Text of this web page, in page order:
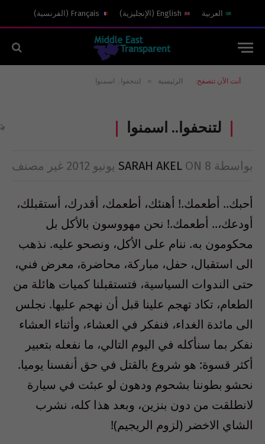
العربية English
( الإنجليزية)
Français
( الفرنسية)
أنت الآن تتصفح: الرئيسية » لتنحفوا.. اسمنوا
لتنحفوا.. اسمنوا
بواسطة SARAH AKEL ON 8 يونيو 2012 غير مصنف
أحبك.. أطعمك.! أهنئك، أطعمك، أقدرك، أستقبلك،
أودعك،.. أطعمك.! نحن مهووسون بالأكل بل
محكومون به. ننام على الأكل، ونصحو عليه. نذهب
الى استقبال، حفل، مباركة، محاضرة، معرض فني،
حتى الندوات السياسية، فتستقبلنا كميات هائلة من
الطعام، تكاد تهجم علينا قبل أن نهجم عليها. نجلس
الى مائدة الغداء، فنفكر في العشاء، وأثناء العشاء
نفكر بما سنأكله في اليوم التالي، ما نفعله بتعبير
أكثر قسوة: هو شروع بالقتل في حق أنفسنا يوميا.
نحشو بطوننا بشحوم ودهون لو عبئت في سيارة
لانطلقت من دون بنزين، وبعد هذا كله، نشرب
الشاي الاخضر (لزوم الريجيم)!